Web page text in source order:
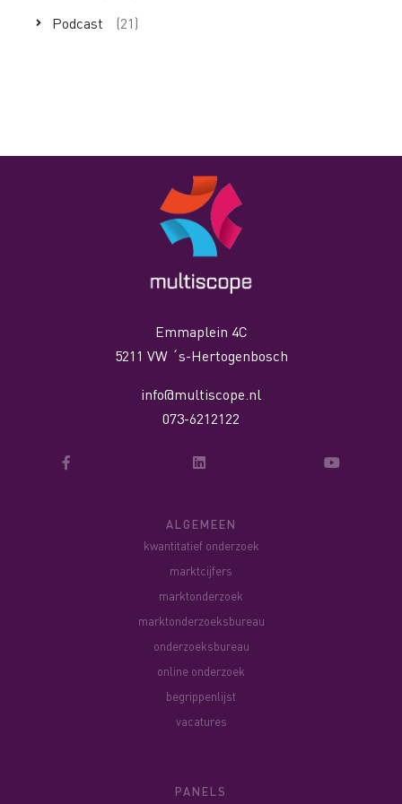
Podcast
(21)
Emmaplein 4C
5211 VW ´s-Hertogenbosch
info@multiscope.nl
073-6212122
ALGEMEEN
kwantitatief onderzoek
marktcijfers
marktonderzoek
marktonderzoeksbureau
onderzoeksbureau
online onderzoek
begrippenlijst
vacatures
PANELS